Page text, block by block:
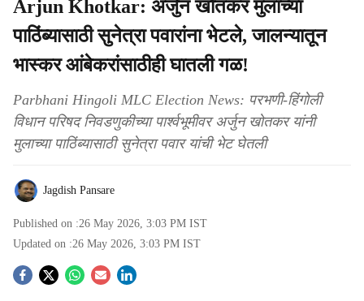
Arjun Khotkar: अर्जुन खोतकर मुलाच्या
पाठिंब्यासाठी सुनेत्रा पवारांना भेटले, जालन्यातून
भास्कर आंबेकरांसाठीही घातली गळ!
Parbhani Hingoli MLC Election News: परभणी-हिंगोली
विधान परिषद निवडणुकीच्या पार्श्वभूमीवर अर्जुन खोतकर यांनी
मुलाच्या पाठिंब्यासाठी सुनेत्रा पवार यांची भेट घेतली
Jagdish Pansare
Published on :26 May 2026, 3:03 PM IST
Updated on :26 May 2026, 3:03 PM IST
S